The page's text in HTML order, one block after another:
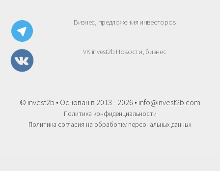
Бизнес, предложения инвесторов
VK invest2b Новости, бизнес
© invest2b • Основан в 2013 - 2026 • info@invest2b.com
Политика конфиденциальности
Политика согласия на обработку персональных данных